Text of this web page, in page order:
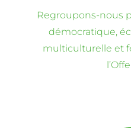
Regroupons-nous
démocratique,
multiculturelle et